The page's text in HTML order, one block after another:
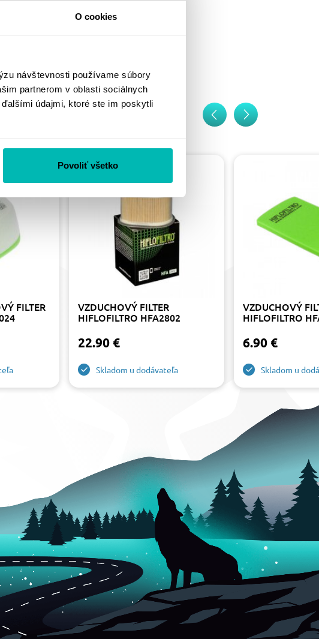
O cookies
návštevnosti používame súbory
partnerom v oblasti sociálnych
údajmi, ktoré ste im poskytli
Povoliť všetko
FILTER
VZDUCHOVÝ FILTER
HIFLOFILTRO HFA2802
22.90 €
Skladom u dodávateľa
VZDUCHOVÝ
HIFLOFILTRO
6.90 €
Skladom u